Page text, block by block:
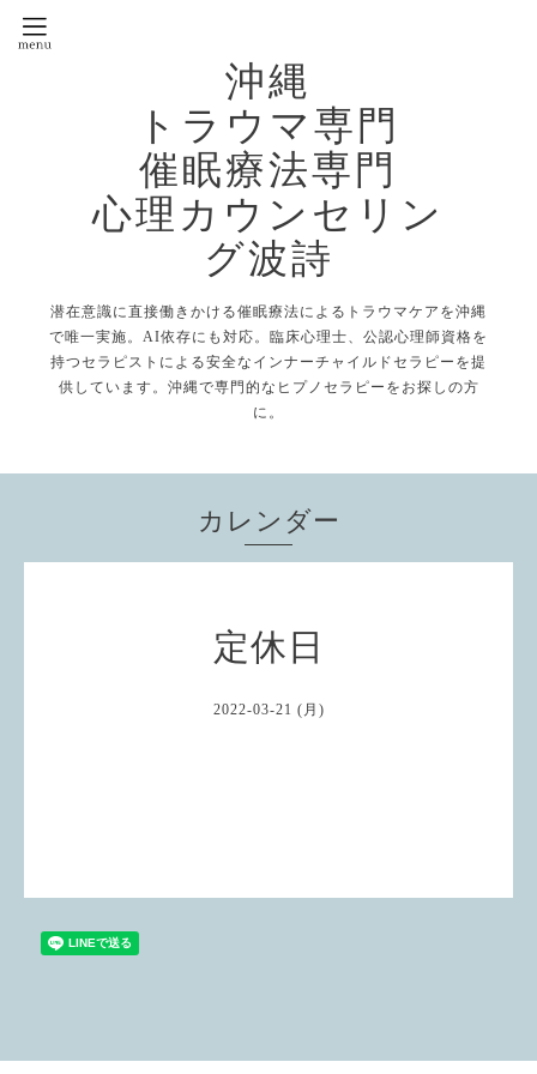
沖縄
トラウマ専門
催眠療法専門
心理カウンセリン
グ波詩
潜在意識に直接働きかける催眠療法によるトラウマケアを沖縄
で唯一実施。AI依存にも対応。臨床心理士、公認心理師資格を
持つセラピストによる安全なインナーチャイルドセラピーを提
供しています。沖縄で専門的なヒプノセラピーをお探しの方
に。
カレンダー
定休日
2022-03-21 (月)